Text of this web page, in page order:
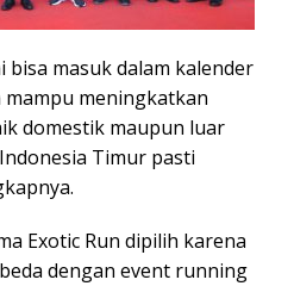
bisa masuk dalam kalender
mampu meningkatkan
domestik maupun luar
Timur pasti
Exotic Run dipilih karena
dengan event running